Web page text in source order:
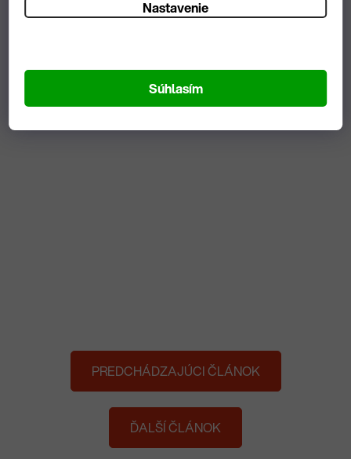
Nastavenie
Súhlasím
PREDCHÁDZAJÚCI ČLÁNOK
ĎALŠÍ ČLÁNOK